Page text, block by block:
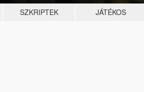
SZKRIPTEK JÁTÉKOS